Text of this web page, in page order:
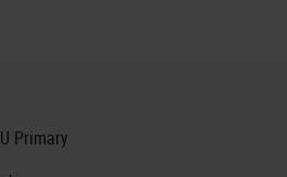
Primary